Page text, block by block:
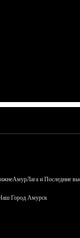
и Последние
Наш Город Амурск